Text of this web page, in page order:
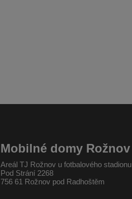
Mobilné domy Rožnov
Areál TJ Rožnov u fotbalového stadionu
Pod Strání 2268
756 61 Rožnov pod Radhoštěm